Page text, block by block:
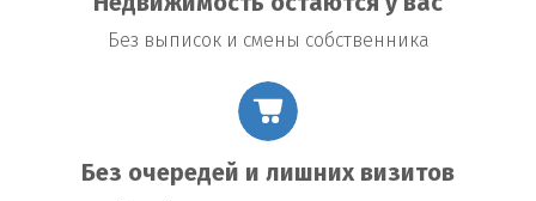
Без выписок и смены собственника
Без очередей и лишних визитов